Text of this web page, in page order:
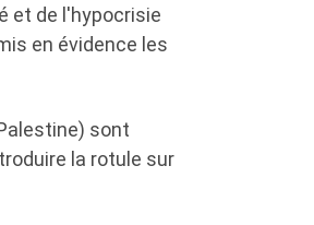
et de l'hypocrisie
en évidence les
sont
la rotule sur